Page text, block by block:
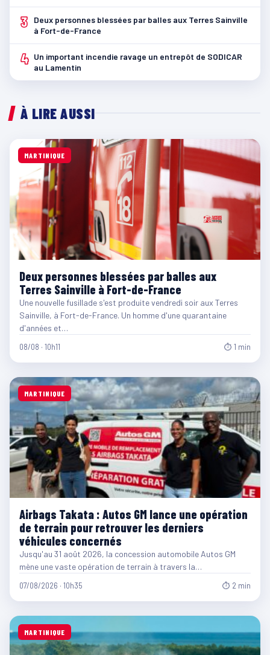
3
Deux personnes blessées par balles aux Terres Sainville
à Fort-de-France
4 Un important incendie ravage un entrepôt de SODICAR
au Lamentin
À LIRE AUSSI
MARTINIQUE
Deux personnes blessées par balles aux
Terres Sainville à Fort-de-France
Une nouvelle fusillade s'est produite vendredi soir aux Terres
Sainville, à Fort-de-France. Un homme d'une quarantaine
d'années et…
08/08 · 10h11 ⏱ 1 min
MARTINIQUE
Airbags Takata : Autos GM lance une opération
de terrain pour retrouver les derniers
véhicules concernés
Jusqu'au 31 août 2026, la concession automobile Autos GM
mène une vaste opération de terrain à travers la…
07/08/2026 · 10h35 ⏱ 2 min
MARTINIQUE